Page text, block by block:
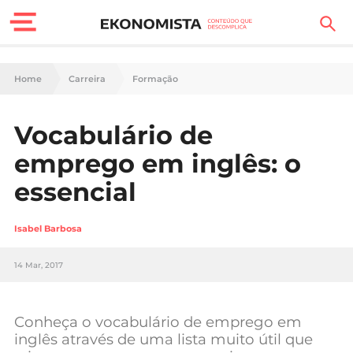
Finanças Pessoais
Carreira
Casa
Lifestyle
Sociedade
Negócios
Home Carreira Formação
Vocabulário de
emprego em inglês: o
essencial
Isabel Barbosa
14 Mar, 2017
Conheça o vocabulário de emprego em
inglês através de uma lista muito útil que